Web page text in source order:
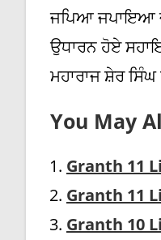
ਜਪਿਆ ਜਪਾਇਆ
ਉਧਾਰਨ ਹੋਏ
ਮਹਾਰਾਜ ਸ਼ੇਰ
You May
Granth 11
Granth 11
Granth 10